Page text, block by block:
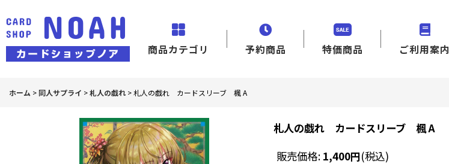
商品カテゴリ 予約商品 特価商品 ご利用案内
ホーム > 同人サプライ >札人の戯れ >札人の戯れ カードスリーブ 楓 A
札人の戯れ カードスリーブ 楓 A
販売価格: 1,400円(税込)